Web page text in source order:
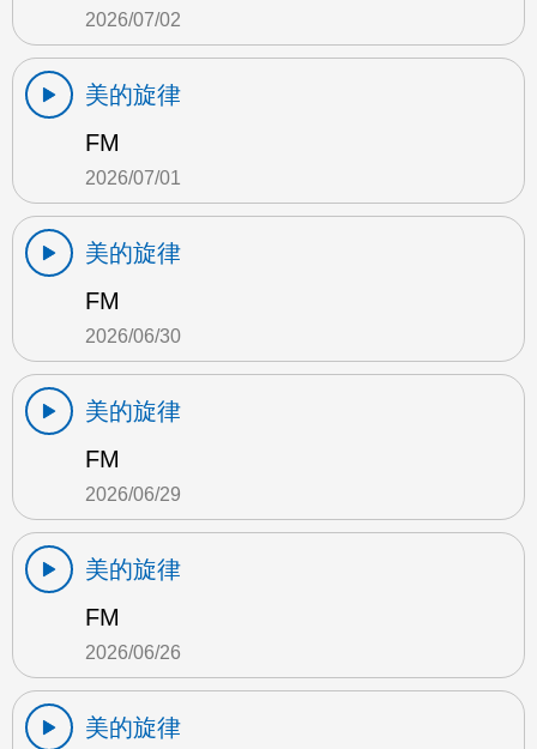
2026/07/02
美的旋律
FM
2026/07/01
美的旋律
FM
2026/06/30
美的旋律
FM
2026/06/29
美的旋律
FM
2026/06/26
美的旋律